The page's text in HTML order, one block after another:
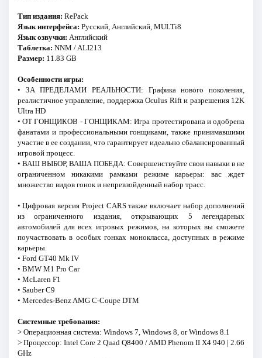
Тип издания: RePack
Язык интерфейса: Русский, Английский, MULTi8
Язык озвучки: Английский
Таблетка: NNM / ALI213
Размер: 11.83 GB
Особенности игры:
• ЗА ПРЕДЕЛАМИ РЕАЛЬНОСТИ: Графика нового поколения,
реалистичное управление, поддержка Oculus Rift и разрешения 12K
Ultra HD
• ОТ ГОНЩИКОВ - ГОНЩИКАМ: Игра протестирована и одобрена
фанатами и профессиональными гонщиками, также принимавшими
участие в ее создании, что гарантирует идеально сбалансированный
игровой процесс.
• ВАШ ВЫБОР, ВАША ПОБЕДА: Совершенствуйте свои навыки в не
ограниченном никакими рамками режиме карьеры: вас ждет
множество видов гонок и непревзойденный набор трасс.
• Цифровая версия Project CARS также включает набор дополнений
из ограниченного издания, открывающих 5 легендарных
автомобилей для всех игровых режимов, на которых вы сможете
поучаствовать в особых гонках монокласса, доступных в режиме
карьеры.
• Ford GT40 Mk IV
• BMW M1 Pro Car
• McLaren F1
• Sauber C9
• Mercedes-Benz AMG C-Coupe DTM
Системные требования:
> Операционная система: Windows 7, Windows 8, or Windows 8.1
> Процессор: Intel Core 2 Quad Q8400 / AMD Phenom II X4 940 | 2.66
GHz